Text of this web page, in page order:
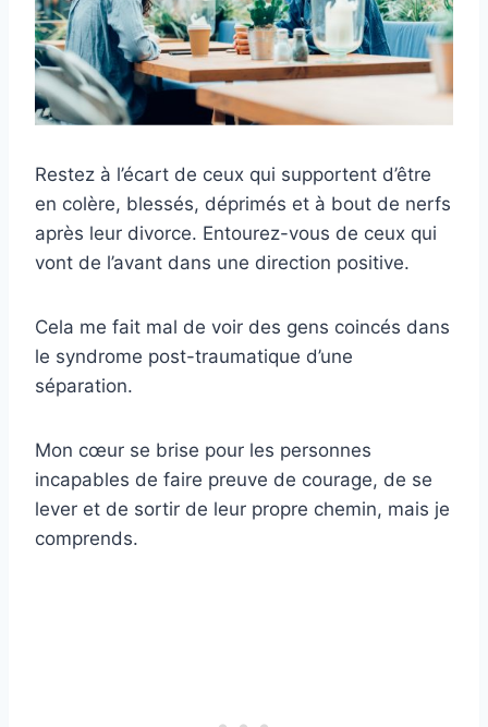
Restez à l’écart de ceux qui supportent d’être
en colère, blessés, déprimés et à bout de nerfs
après leur divorce. Entourez-vous de ceux qui
vont de l’avant dans une direction positive.
Cela me fait mal de voir des gens coincés dans
le syndrome post-traumatique d’une
séparation.
Mon cœur se brise pour les personnes
incapables de faire preuve de courage, de se
lever et de sortir de leur propre chemin, mais je
comprends.